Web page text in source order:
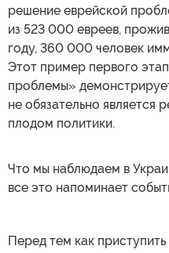
решение еврейской
из 523 000 евреев,
году, 360 000 человек
Этот пример первого
проблемы»
не обязательно является
плодом политики.
Что мы наблюдаем в
все это напоминает
Перед тем как